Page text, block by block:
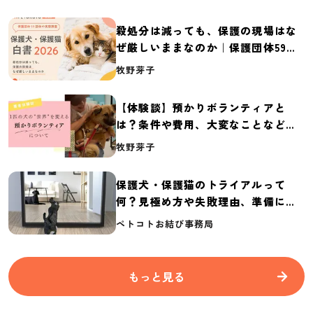
殺処分は減っても、保護の現場はな
ぜ厳しいままなのか｜保護団体59団
体の実態調査【保護犬・保護猫白書
牧野芽子
【体験談】預かりボランティアと
は？条件や費用、大変なことなど紹
介
牧野芽子
保護犬・保護猫のトライアルって
何？見極め方や失敗理由、準備に必
要なものを紹介
ペトコトお結び事務局
もっと見る